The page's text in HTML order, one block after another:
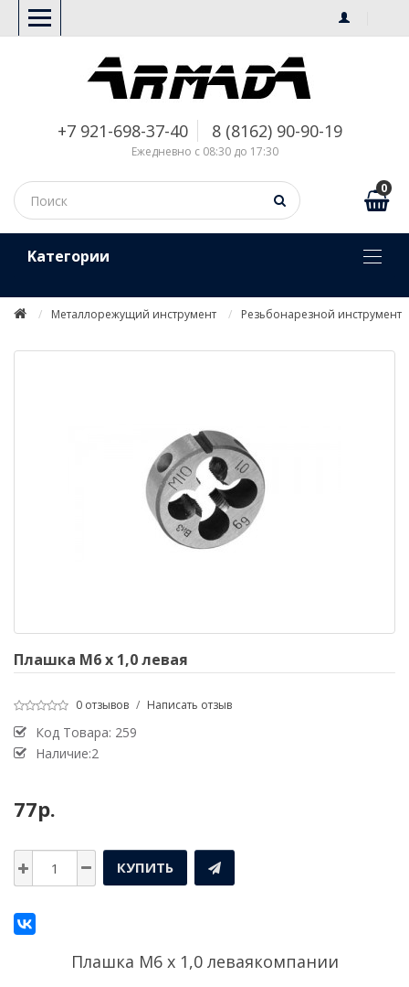
+7 921-698-37-40 8 (8162) 90-90-19
Ежедневно с 08:30 до 17:30
0
Kатегории
Металлорежущий инструмент Резьбонарезной инструмент
Плашка М6 х 1,0 левая
0 отзывов / Написать отзыв
Код Товара: 259
Наличие:2
77р.
КУПИТЬ
Плашка М6 х 1,0 леваякомпании